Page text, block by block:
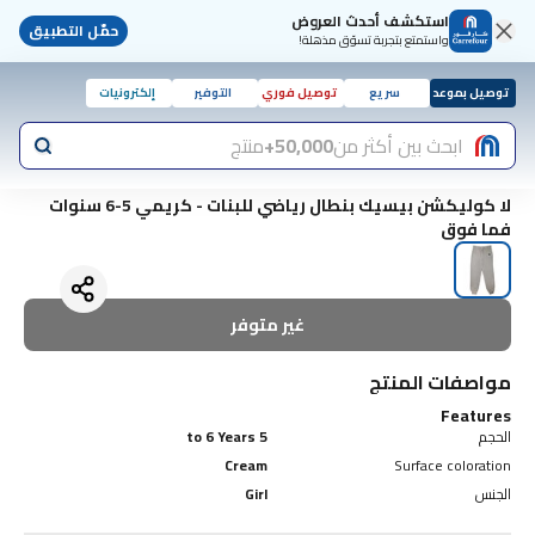
استكشف أحدث العروض
واستمتع بتجربة تسوّق مذهلة! حمّل التطبيق
توصيل بموعد سريع توصيل فوري التوفير إلكترونيات
ابحث بين أكثر من50,000+ منتج
لا كوليكشن بيسيك بنطال رياضي للبنات - كريمي 5-6 سنوات
فما فوق
غير متوفر
مواصفات المنتج
Features
الحجم
5 to 6 Years
Surface coloration
Cream
الجنس
Girl